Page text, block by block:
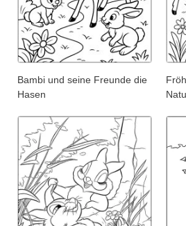
Bambi und seine Freunde die
Hasen